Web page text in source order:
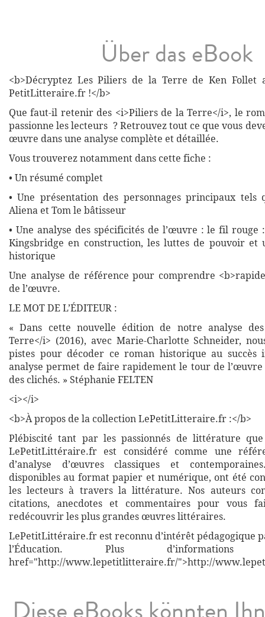
Über das eBook
<b>Décryptez Les Piliers de la Terre de Ken Follet
PetitLitteraire.fr !</b>
Que faut-il retenir des <i>Piliers de la Terre</i>, le
passionne les lecteurs ? Retrouvez tout ce que vous
œuvre dans une analyse complète et détaillée.
Vous trouverez notamment dans cette fiche :
• Un résumé complet
• Une présentation des personnages principaux tels
Aliena et Tom le bâtisseur
• Une analyse des spécificités de l’œuvre : le fil rouge
Kingsbridge en construction, les luttes de pouvoir et
historique
Une analyse de référence pour comprendre
de l’œuvre.
LE MOT DE L’ÉDITEUR :
« Dans cette nouvelle édition de notre analyse
Terre</i> (2016), avec Marie-Charlotte Schneider,
pistes pour décoder ce roman historique au succès
analyse permet de faire rapidement le tour de l’œuvre
des clichés. » Stéphanie FELTEN
<i></i>
<b>À propos de la collection LePetitLitteraire.fr :</b>
Plébiscité tant par les passionnés de littérature
LePetitLittéraire.fr est considéré comme une
d’analyse d’œuvres classiques et
disponibles au format papier et numérique, ont été
les lecteurs à travers la littérature. Nos auteurs
citations, anecdotes et commentaires pour vous
redécouvrir les plus grandes œuvres littéraires.
LePetitLittéraire.fr est reconnu d’intérêt pédagogique
l’Éducation. Plus
href="http://www.lepetitlitteraire.fr/">http://